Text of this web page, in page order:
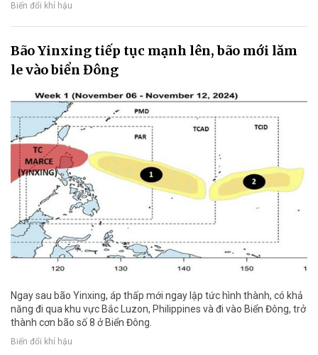
Biến đổi khí hậu
Bão Yinxing tiếp tục mạnh lên, bão mới lăm
le vào biển Đông
Ngay sau bão Yinxing, áp thấp mới ngay lập tức hình thành, có khả
năng đi qua khu vực Bắc Luzon, Philippines và đi vào Biển Đông, trở
thành cơn bão số 8 ở Biển Đông.
Biến đổi khí hậu